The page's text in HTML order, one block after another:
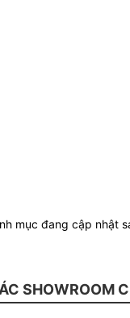
mục đang cập nhật
SHOWROOM